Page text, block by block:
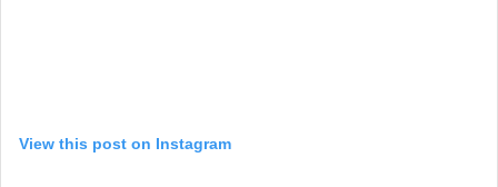
View this post on Instagram